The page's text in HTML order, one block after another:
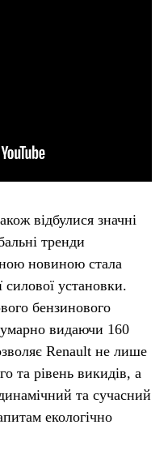
відбулися значні
тренди
новиною стала
силової установки.
бензинового
видаючи 160
Renault не лише
та рівень викидів, а
та сучасний
екологічно